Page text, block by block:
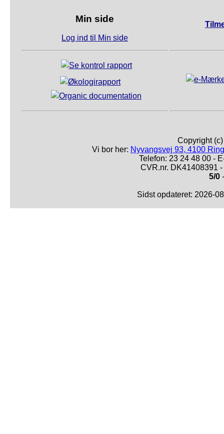
Min side
Log ind til Min side
Copyright
Vi bor her: Nyvangsvej 93, 4100
Telefon: 23 24 48 00 -
CVR.nr. DK41408391
5/0
Sidst opdateret: 2026-